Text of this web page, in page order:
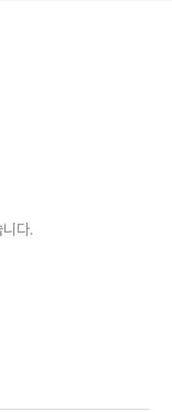
다.